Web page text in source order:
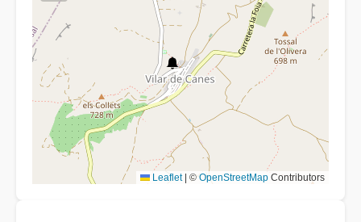
Leaflet ©OpenStreetMap Contributors